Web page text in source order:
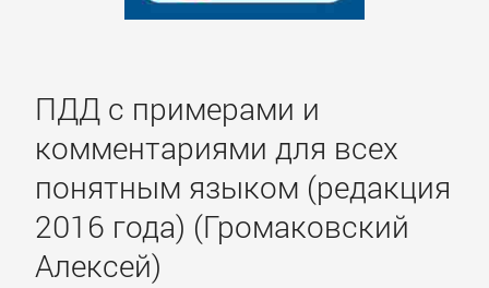
ПДД с примерами и
комментариями для всех
понятным языком (редакция
2016 года) (Громаковский
Алексей)
Домашние
Зарубежная
прикладная
и
научно-
популярная
литература